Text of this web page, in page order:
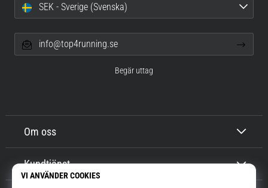
Om oss
Kundtjänst
SEK - Sverige (Svenska)
info@top4running.se
Begär uttag